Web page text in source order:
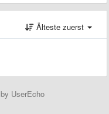
Älteste zuerst
by UserEcho